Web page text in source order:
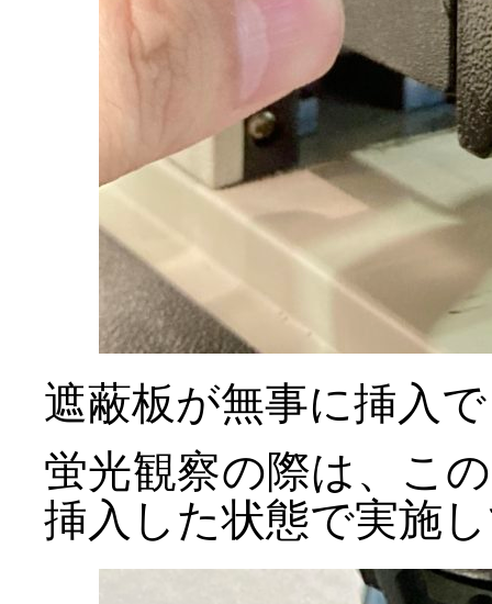
遮蔽板が無事に挿入
蛍光観察の際は、こ
挿入した状態で実施